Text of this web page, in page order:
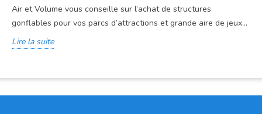
Air et Volume vous conseille sur l’achat de structures
gonflables pour vos parcs d’attractions et grande aire de jeux...
Lire la suite